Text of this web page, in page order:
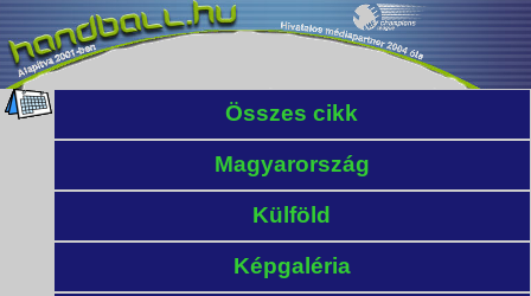
Összes cikk
Magyarország
Külföld
Képgaléria